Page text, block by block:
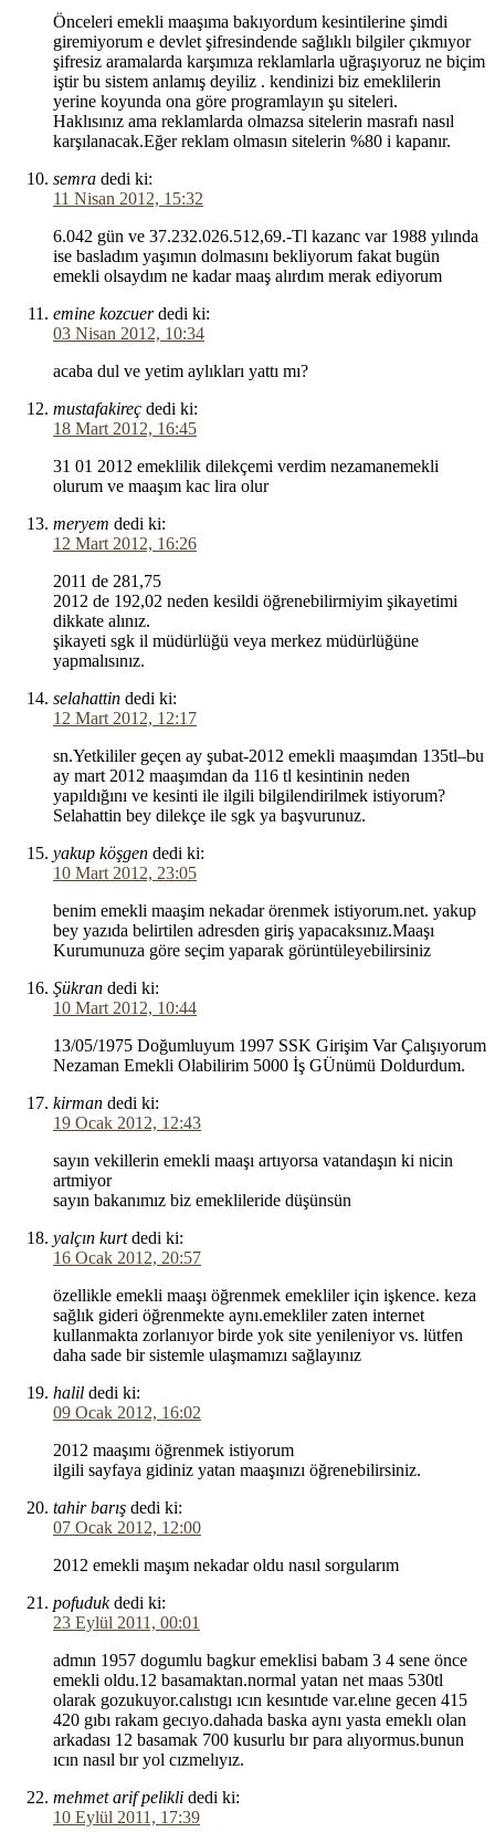
Önceleri emekli maaşıma bakıyordum kesintilerine şimdi
giremiyorum e devlet şifresindende sağlıklı bilgiler çıkmıyor
şifresiz aramalarda karşımıza reklamlarla uğraşıyoruz ne biçim
iştir bu sistem anlamış deyiliz . kendinizi biz emeklilerin
yerine koyunda ona göre programlayın şu siteleri.
Haklısınız ama reklamlarda olmazsa sitelerin masrafı nasıl
karşılanacak.Eğer reklam olmasın sitelerin %80 i kapanır.
semra dedi ki:
11 Nisan 2012, 15:32
6.042 gün ve 37.232.026.512,69.-Tl kazanc var 1988 yılında
ise basladım yaşımın dolmasını bekliyorum fakat bugün
emekli olsaydım ne kadar maaş alırdım merak ediyorum
emine kozcuer dedi ki:
03 Nisan 2012, 10:34
acaba dul ve yetim aylıkları yattı mı?
mustafakireç dedi ki:
18 Mart 2012, 16:45
31 01 2012 emeklilik dilekçemi verdim nezamanemekli
olurum ve maaşım kac lira olur
meryem dedi ki:
12 Mart 2012, 16:26
2011 de 281,75
2012 de 192,02 neden kesildi öğrenebilirmiyim şikayetimi
dikkate alınız.
şikayeti sgk il müdürlüğü veya merkez müdürlüğüne
yapmalısınız.
selahattin dedi ki:
12 Mart 2012, 12:17
sn.Yetkililer geçen ay şubat-2012 emekli maaşımdan 135tl–bu
ay mart 2012 maaşımdan da 116 tl kesintinin neden
yapıldığını ve kesinti ile ilgili bilgilendirilmek istiyorum?
Selahattin bey dilekçe ile sgk ya başvurunuz.
yakup köşgen dedi ki:
10 Mart 2012, 23:05
benim emekli maaşim nekadar örenmek istiyorum.net. yakup
bey yazıda belirtilen adresden giriş yapacaksınız.Maaşı
Kurumunuza göre seçim yaparak görüntüleyebilirsiniz
Şükran dedi ki:
10 Mart 2012, 10:44
13/05/1975 Doğumluyum 1997 SSK Girişim Var Çalışıyorum
Nezaman Emekli Olabilirim 5000 İş GÜnümü Doldurdum.
kirman dedi ki:
19 Ocak 2012, 12:43
sayın vekillerin emekli maaşı artıyorsa vatandaşın ki nicin
artmiyor
sayın bakanımız biz emeklileride düşünsün
yalçın kurt dedi ki:
16 Ocak 2012, 20:57
özellikle emekli maaşı öğrenmek emekliler için işkence. keza
sağlık gideri öğrenmekte aynı.emekliler zaten internet
kullanmakta zorlanıyor birde yok site yenileniyor vs. lütfen
daha sade bir sistemle ulaşmamızı sağlayınız
halil dedi ki:
09 Ocak 2012, 16:02
2012 maaşımı öğrenmek istiyorum
ilgili sayfaya gidiniz yatan maaşınızı öğrenebilirsiniz.
tahir barış dedi ki:
07 Ocak 2012, 12:00
2012 emekli maşım nekadar oldu nasıl sorgularım
pofuduk dedi ki:
23 Eylül 2011, 00:01
admın 1957 dogumlu bagkur emeklisi babam 3 4 sene önce
emekli oldu.12 basamaktan.normal yatan net maas 530tl
olarak gozukuyor.calıstıgı ıcın kesıntıde var.elıne gecen 415
420 gıbı rakam gecıyo.dahada baska aynı yasta emeklı olan
arkadası 12 basamak 700 kusurlu bır para alıyormus.bunun
ıcın nasıl bır yol cızmelıyız.
mehmet arif pelikli dedi ki:
10 Eylül 2011, 17:39